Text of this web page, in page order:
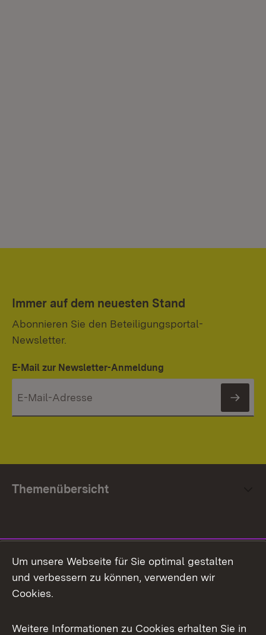
Immer auf dem neuesten Stand
Abonnieren Sie den Beteiligungsportal-
Newsletter.
E-Mail zur Newsletter-Anmeldung
Themenübersicht
Facebook
X / Twitter
Um unsere Webseite für Sie optimal gestalten
und verbessern zu können, verwenden wir
Cookies.
Weitere Informationen zu Cookies erhalten Sie in